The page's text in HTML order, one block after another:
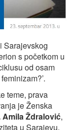
Sarajevskog
s početkom u
od osam
teme, prava
je Ženska
Amila Ždralović,
u Sarajevu.